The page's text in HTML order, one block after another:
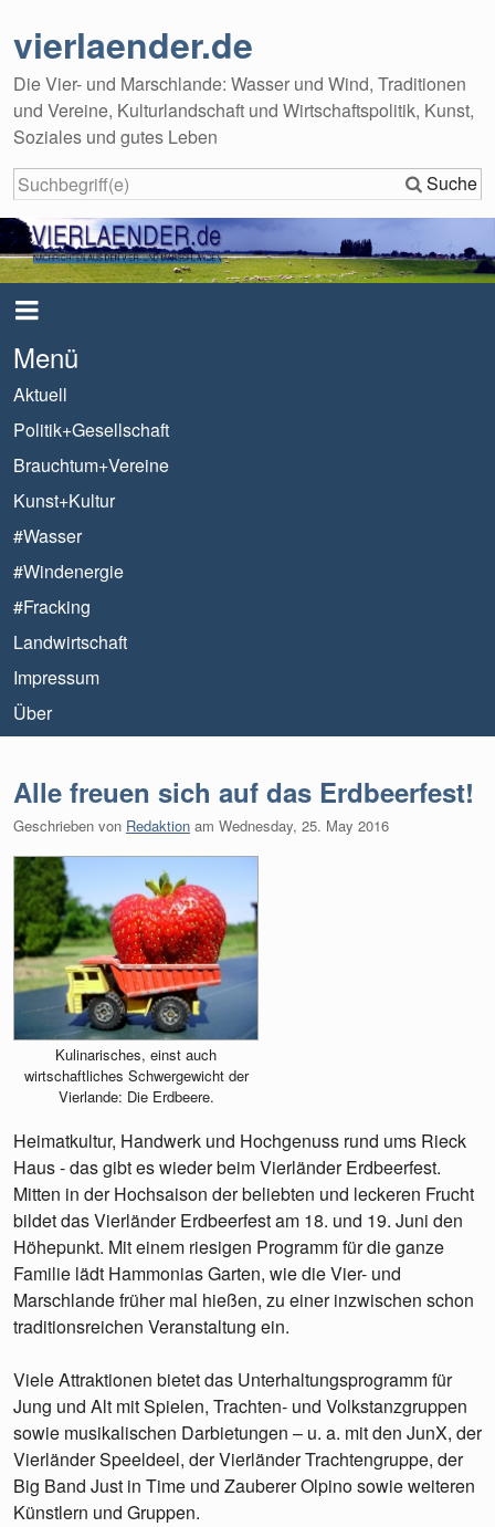
vierlaender.de
Die Vier- und Marschlande: Wasser und Wind, Traditionen
und Vereine, Kulturlandschaft und Wirtschaftspolitik, Kunst,
Soziales und gutes Leben
Suche
Menü
Aktuell
Politik+Gesellschaft
Brauchtum+Vereine
Kunst+Kultur
#Wasser
#Windenergie
#Fracking
Landwirtschaft
Impressum
Über
Alle freuen sich auf das Erdbeerfest!
Geschrieben von Redaktion am Wednesday, 25. May 2016
Kulinarisches, einst auch
wirtschaftliches Schwergewicht der
Vierlande: Die Erdbeere.
Heimatkultur, Handwerk und Hochgenuss rund ums Rieck
Haus - das gibt es wieder beim Vierländer Erdbeerfest.
Mitten in der Hochsaison der beliebten und leckeren Frucht
bildet das Vierländer Erdbeerfest am 18. und 19. Juni den
Höhepunkt. Mit einem riesigen Programm für die ganze
Familie lädt Hammonias Garten, wie die Vier- und
Marschlande früher mal hießen, zu einer inzwischen schon
traditionsreichen Veranstaltung ein.
Viele Attraktionen bietet das Unterhaltungsprogramm für
Jung und Alt mit Spielen, Trachten- und Volkstanzgruppen
sowie musikalischen Darbietungen – u. a. mit den JunX, der
Vierländer Speeldeel, der Vierländer Trachtengruppe, der
Big Band Just in Time und Zauberer Olpino sowie weiteren
Künstlern und Gruppen.